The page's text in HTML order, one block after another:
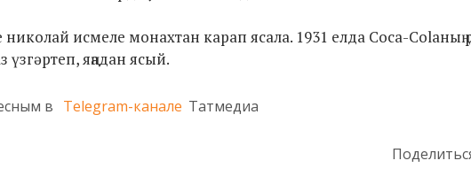
николай исмеле монахтан карап ясала. 1931 елда Coca-Colaның
яңадан ясый.
в Telegram-канале Татмедиа